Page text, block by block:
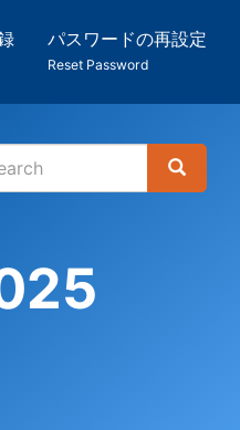
パスワードの再設定
Reset Password
Search